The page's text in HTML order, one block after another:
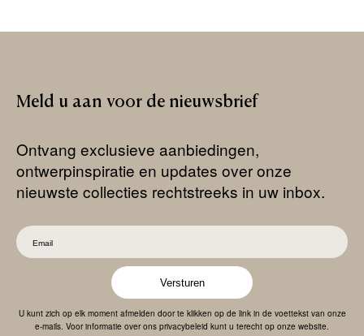
Meld u aan voor de nieuwsbrief
Ontvang exclusieve aanbiedingen,
ontwerpinspiratie en updates over onze
nieuwste collecties rechtstreeks in uw inbox.
Versturen
U kunt zich op elk moment afmelden door te klikken op de link in de voettekst van onze
e-mails. Voor informatie over ons privacybeleid kunt u terecht op onze website.